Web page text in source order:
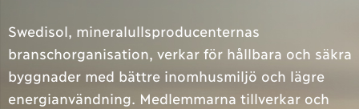
Swedisol, mineralullsproducenternas
branschorganisation, verkar för hållbara och säkra
byggnader med bättre inomhusmiljö och lägre
energianvändning. Medlemmarna tillverkar och